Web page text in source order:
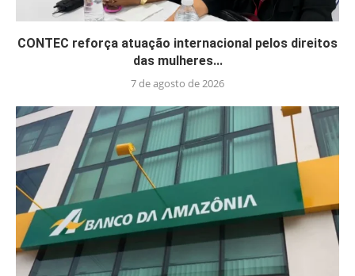
CONTEC reforça atuação internacional pelos direitos
das mulheres...
7 de agosto de 2026